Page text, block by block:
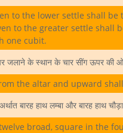
to the lower settle shall be
to the greater settle shall
one cubit.
जलाने के स्थान के चार सींग ऊपर की
the altar and upward
बारह हाथ लम्बा और बारह हाथ
broad, square in the